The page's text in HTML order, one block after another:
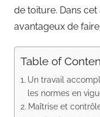
de toiture. Dans
avantageux de
Table of
Un travail
les normes en
Maîtrise et